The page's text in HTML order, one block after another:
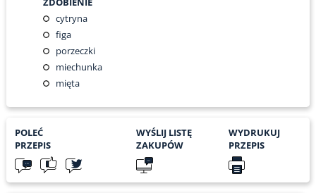
cytryna
figa
porzeczki
miechunka
mięta
POLEĆ
PRZEPIS
WYŚLIJ LISTĘ
ZAKUPÓW
WYDRUKUJ
PRZEPIS